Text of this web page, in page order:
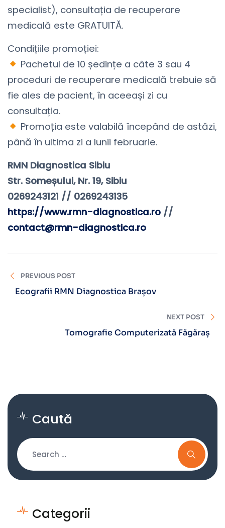
specialist), consultația de recuperare
medicală este GRATUITĂ.
Condițiile promoției:
Pachetul de 10 ședințe a câte 3 sau 4
proceduri de recuperare medicală trebuie să
fie ales de pacient, în aceeași zi cu
consultația.
Promoția este valabilă începând de astăzi,
până în ultima zi a lunii februarie.
RMN Diagnostica Sibiu ⠀
Str. Someșului, Nr. 19, Sibiu⠀
0269243121 // 0269243135
https://www.rmn-diagnostica.ro //
contact@rmn-diagnostica.ro
PREVIOUS POST
Ecografii RMN Diagnostica Brașov
NEXT POST
Tomografie Computerizată Făgăraș
Caută
Categorii